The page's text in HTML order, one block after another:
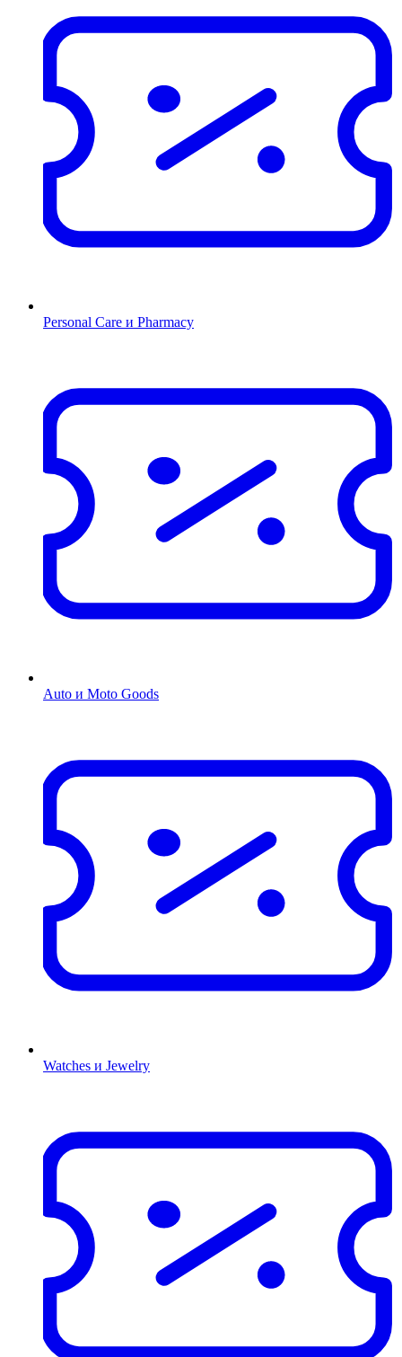
Personal Care и Pharmacy
Auto и Moto Goods
Watches и Jewelry